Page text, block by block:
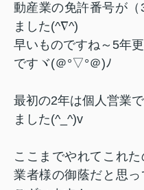
動産業の免許番号が
ました(^∇^)
早いものですね～5年
ですヾ(＠°▽°＠)ﾉ
最初の2年は個人営業
ました(^_^)v
ここまでやれてこれ
業者様の御蔭だと思